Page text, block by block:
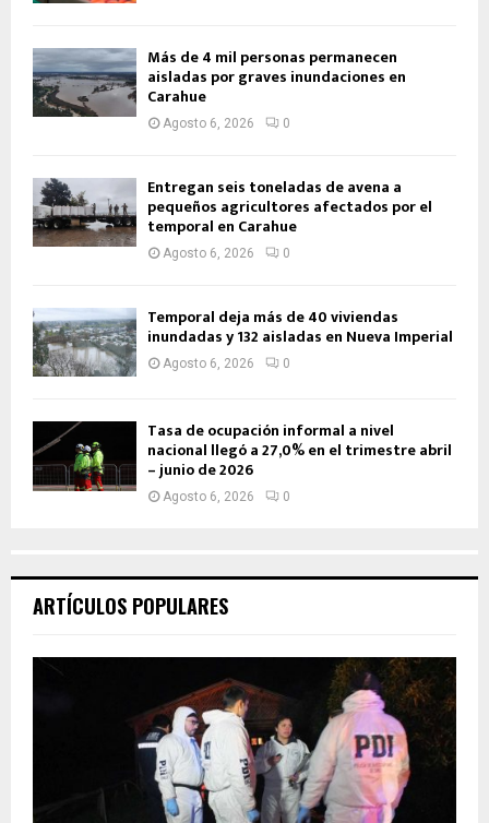
Más de 4 mil personas permanecen
aisladas por graves inundaciones en
Carahue
Agosto 6, 2026 0
Entregan seis toneladas de avena a
pequeños agricultores afectados por el
temporal en Carahue
Agosto 6, 2026 0
Temporal deja más de 40 viviendas
inundadas y 132 aisladas en Nueva Imperial
Agosto 6, 2026 0
Tasa de ocupación informal a nivel
nacional llegó a 27,0% en el trimestre abril
– junio de 2026
Agosto 6, 2026 0
ARTÍCULOS POPULARES